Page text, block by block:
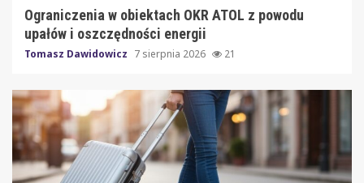
Ograniczenia w obiektach OKR ATOL z powodu
upałów i oszczędności energii
Tomasz Dawidowicz 7 sierpnia 2026 21